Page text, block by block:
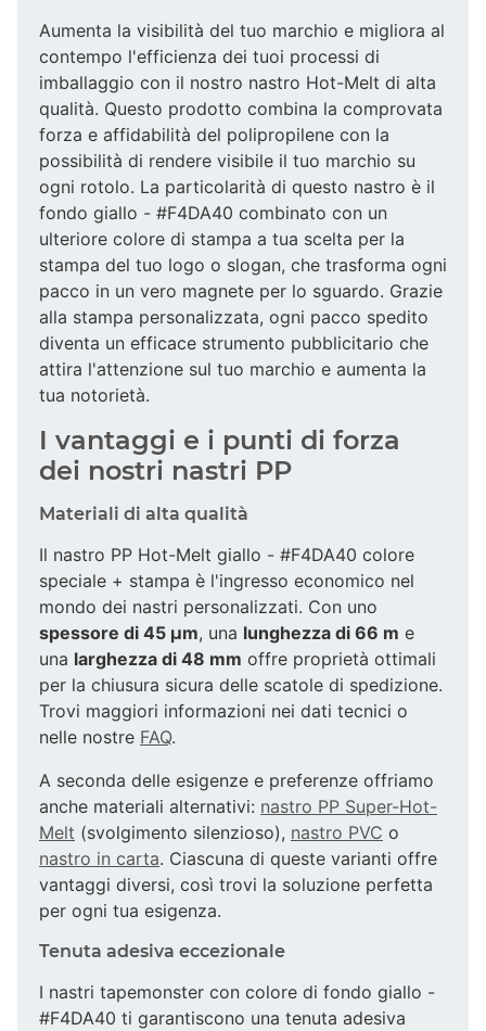
Aumenta la visibilità del tuo marchio e migliora al
contempo l'efficienza dei tuoi processi di
imballaggio con il nostro nastro Hot-Melt di alta
qualità. Questo prodotto combina la comprovata
forza e affidabilità del polipropilene con la
possibilità di rendere visibile il tuo marchio su
ogni rotolo. La particolarità di questo nastro è il
fondo giallo - #F4DA40 combinato con un
ulteriore colore di stampa a tua scelta per la
stampa del tuo logo o slogan, che trasforma ogni
pacco in un vero magnete per lo sguardo. Grazie
alla stampa personalizzata, ogni pacco spedito
diventa un efficace strumento pubblicitario che
attira l'attenzione sul tuo marchio e aumenta la
tua notorietà.
I vantaggi e i punti di forza
dei nostri nastri PP
Materiali di alta qualità
Il nastro PP Hot-Melt giallo - #F4DA40 colore
speciale + stampa è l'ingresso economico nel
mondo dei nastri personalizzati. Con uno
spessore di 45 µm, una lunghezza di 66 m e
una larghezza di 48 mm offre proprietà ottimali
per la chiusura sicura delle scatole di spedizione.
Trovi maggiori informazioni nei dati tecnici o
nelle nostre FAQ.
A seconda delle esigenze e preferenze offriamo
anche materiali alternativi: nastro PP Super-Hot-
Melt (svolgimento silenzioso), nastro PVC o
nastro in carta. Ciascuna di queste varianti offre
vantaggi diversi, così trovi la soluzione perfetta
per ogni tua esigenza.
Tenuta adesiva eccezionale
I nastri tapemonster con colore di fondo giallo -
#F4DA40 ti garantiscono una tenuta adesiva